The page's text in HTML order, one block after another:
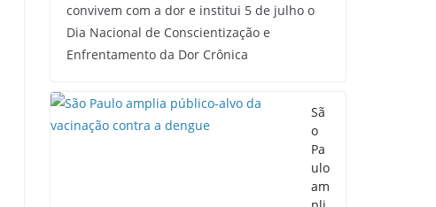
convivem com a dor e institui 5 de julho o
Dia Nacional de Conscientização e
Enfrentamento da Dor Crônica
Sã
o
Pa
ulo
am